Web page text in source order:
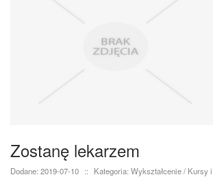
Zostanę lekarzem
Dodane: 2019-07-10 ::
Kategoria: Wykształcenie / Kursy